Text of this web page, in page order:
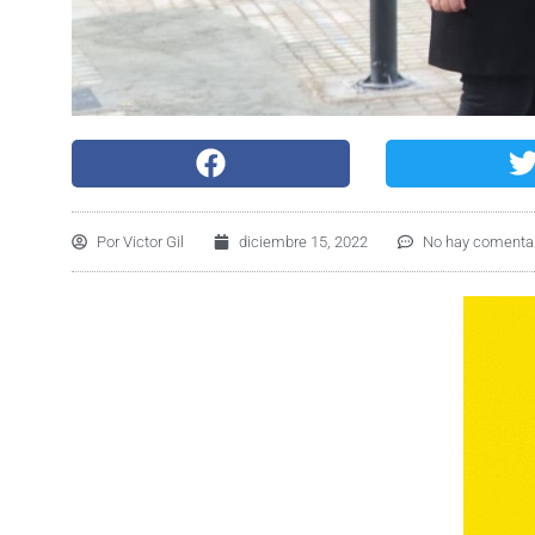
Por Victor Gil diciembre 15, 2022 No hay